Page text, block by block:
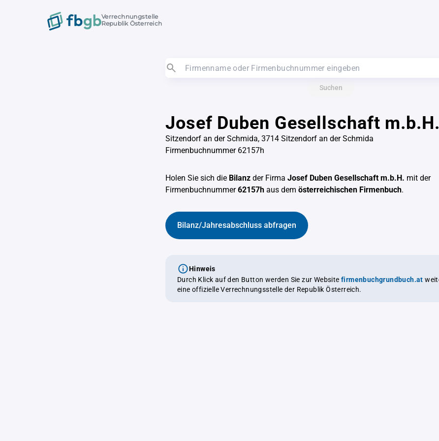
Verrechnungstelle
Republik Österreich
Suchen
Josef Duben Gesellschaft m.b.H.
Sitzendorf an der Schmida, 3714 Sitzendorf an der Schmida
Firmenbuchnummer 62157h
Holen Sie sich die Bilanz der Firma Josef Duben Gesellschaft m.b.H. mit der
Firmenbuchnummer62157h aus dem österreichischen Firmenbuch.
Bilanz/Jahresabschluss abfragen
Hinweis
Durch Klick auf den Button werden Sie zur Website firmenbuchgrundbuch.at weitergeleitet,
eine offizielle Verrechnungsstelle der Republik Österreich.